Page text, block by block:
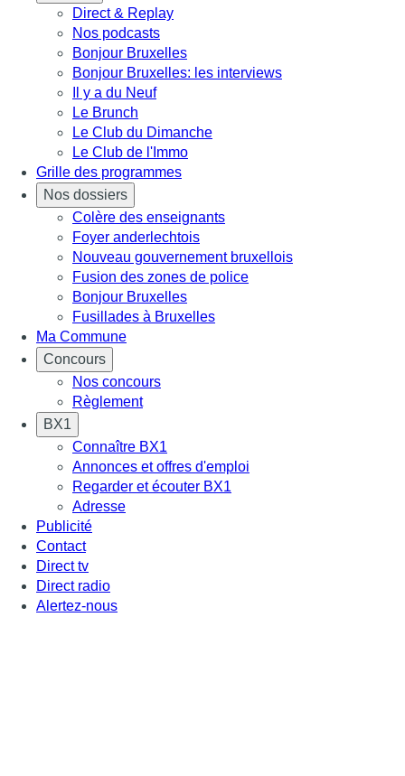
Direct & Replay
Nos podcasts
Bonjour Bruxelles
Bonjour Bruxelles: les interviews
Il y a du Neuf
Le Brunch
Le Club du Dimanche
Le Club de l'Immo
Grille des programmes
Nos dossiers
Colère des enseignants
Foyer anderlechtois
Nouveau gouvernement bruxellois
Fusion des zones de police
Bonjour Bruxelles
Fusillades à Bruxelles
Ma Commune
Concours
Nos concours
Règlement
BX1
Connaître BX1
Annonces et offres d'emploi
Regarder et écouter BX1
Adresse
Publicité
Contact
Direct tv
Direct radio
Alertez-nous